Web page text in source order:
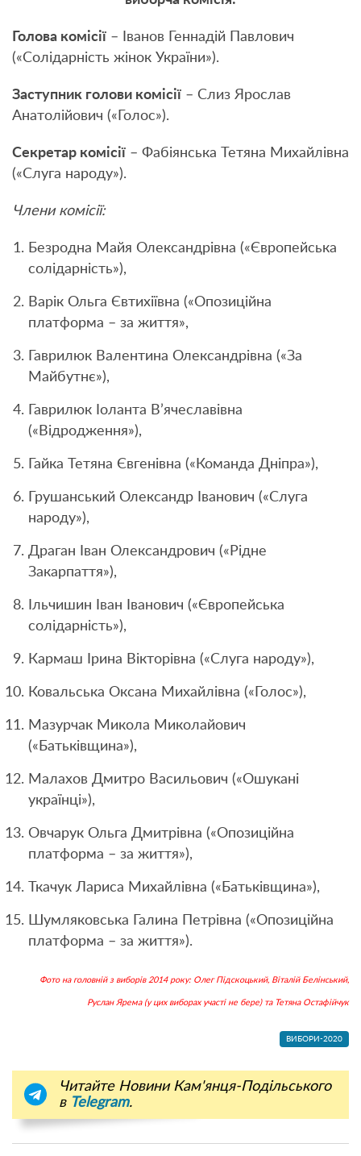
Голова комісії – Іванов Геннадій Павлович
(«Солідарність жінок України»).
Заступник голови комісії – Слиз Ярослав
Анатолійович («Голос»).
Секретар комісії – Фабіянська Тетяна Михайлівна
(«Слуга народу»).
Члени комісії:
Безродна Майя Олександрівна («Європейська
солідарність»),
Варік Ольга Євтихіївна («Опозиційна
платформа – за життя»,
Гаврилюк Валентина Олександрівна («За
Майбутнє»),
Гаврилюк Іоланта В’ячеславівна
(«Відродження»),
Гайка Тетяна Євгенівна («Команда Дніпра»),
Грушанський Олександр Іванович («Слуга
народу»),
Драган Іван Олександрович («Рідне
Закарпаття»),
Ільчишин Іван Іванович («Європейська
солідарність»),
Кармаш Ірина Вікторівна («Слуга народу»),
Ковальська Оксана Михайлівна («Голос»),
Мазурчак Микола Миколайович
(«Батьківщина»),
Малахов Дмитро Васильович («Ошукані
українці»),
Овчарук Ольга Дмитрівна («Опозиційна
платформа – за життя»),
Ткачук Лариса Михайлівна («Батьківщина»),
Шумляковська Галина Петрівна («Опозиційна
платформа – за життя»).
Фото на головній з виборів 2014 року: Олег Підскоцький, Віталій Белінський,
Руслан Ярема (у цих виборах участі не бере) та Тетяна Остафійчук
ВИБОРИ-2020
Читайте Новини Кам'янця-Подільського
в Telegram.